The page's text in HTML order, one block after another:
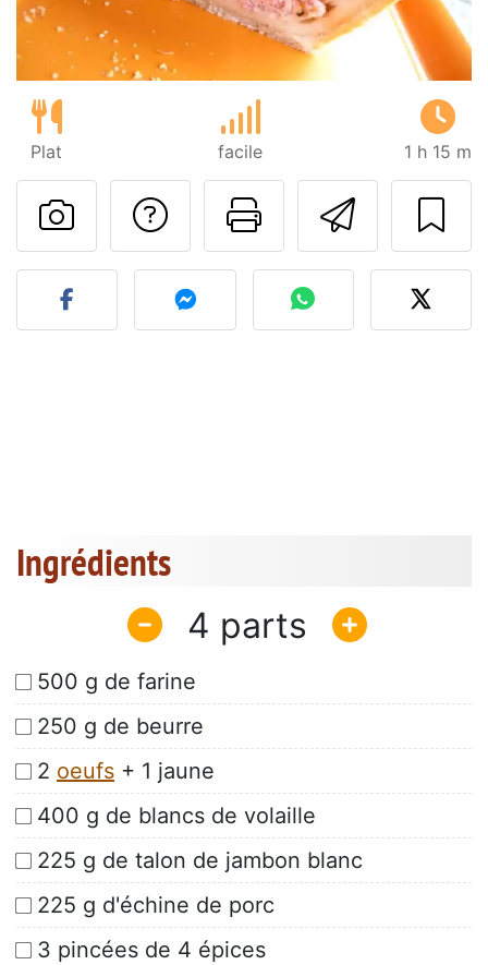
Plat facile 1 h 15 m
Imprimer
Poser une
Publier votre photo de
Ingrédients
4
500 g de farine
250 g de beurre
2 oeufs + 1 jaune
400 g de blancs de volaille
225 g de talon de jambon blanc
225 g d'échine de porc
3 pincées de 4 épices